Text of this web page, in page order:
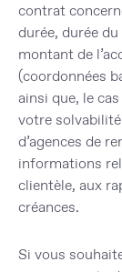
contrat
durée, durée
montant de
(coordonnées
ainsi que, le
votre
d’agences de
informations
clientèle, aux
créances.
Si vous